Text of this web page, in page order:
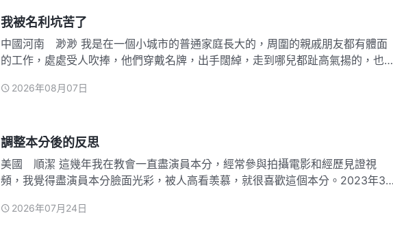
我被名利坑苦了
中國河南 渺渺 我是在一個小城市的普通家庭長大的，周圍的親戚朋友都有體面
的工作，處處受人吹捧，他們穿戴名牌，出手闊綽，走到哪兒都趾高氣揚的，也瞧
一份工資高又體面的工作别人才高看你，要不好好學習，以後就只能出苦力，没人
2026年08月07日
調整本分後的反思
美國 順潔 這幾年我在教會一直盡演員本分，經常參與拍攝電影和經歷見證視
頻，我覺得盡演員本分臉面光彩，被人高看羡慕，就很喜歡這個本分。2023年3
心想：「我没有别的特長，可以去操練傳福音或者幹農活。不過福音工作是神家的
2026年07月24日